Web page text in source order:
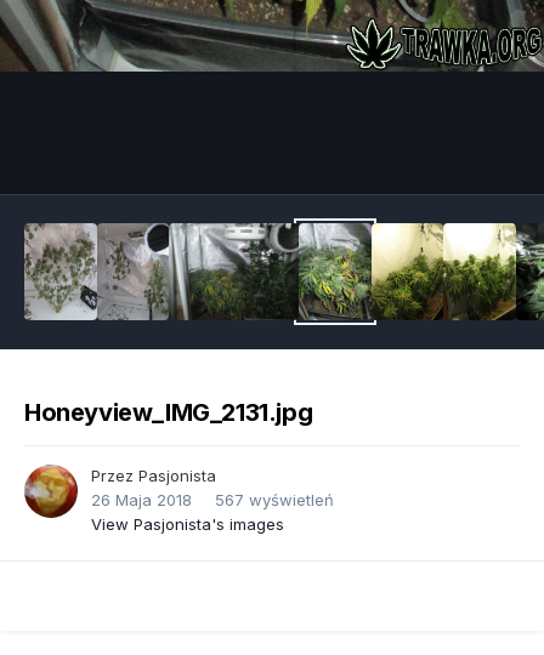
Honeyview_IMG_2131.jpg
Przez Pasjonista
26 Maja 2018
567 wyświetleń
View Pasjonista's images